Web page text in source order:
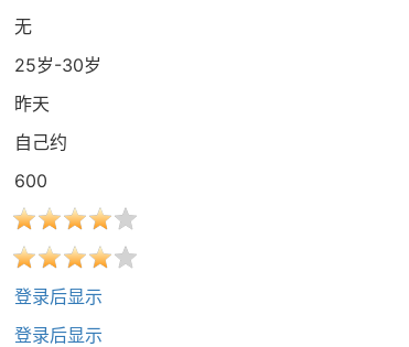
无
25岁-30岁
昨天
自己约
600
登录后显示
登录后显示